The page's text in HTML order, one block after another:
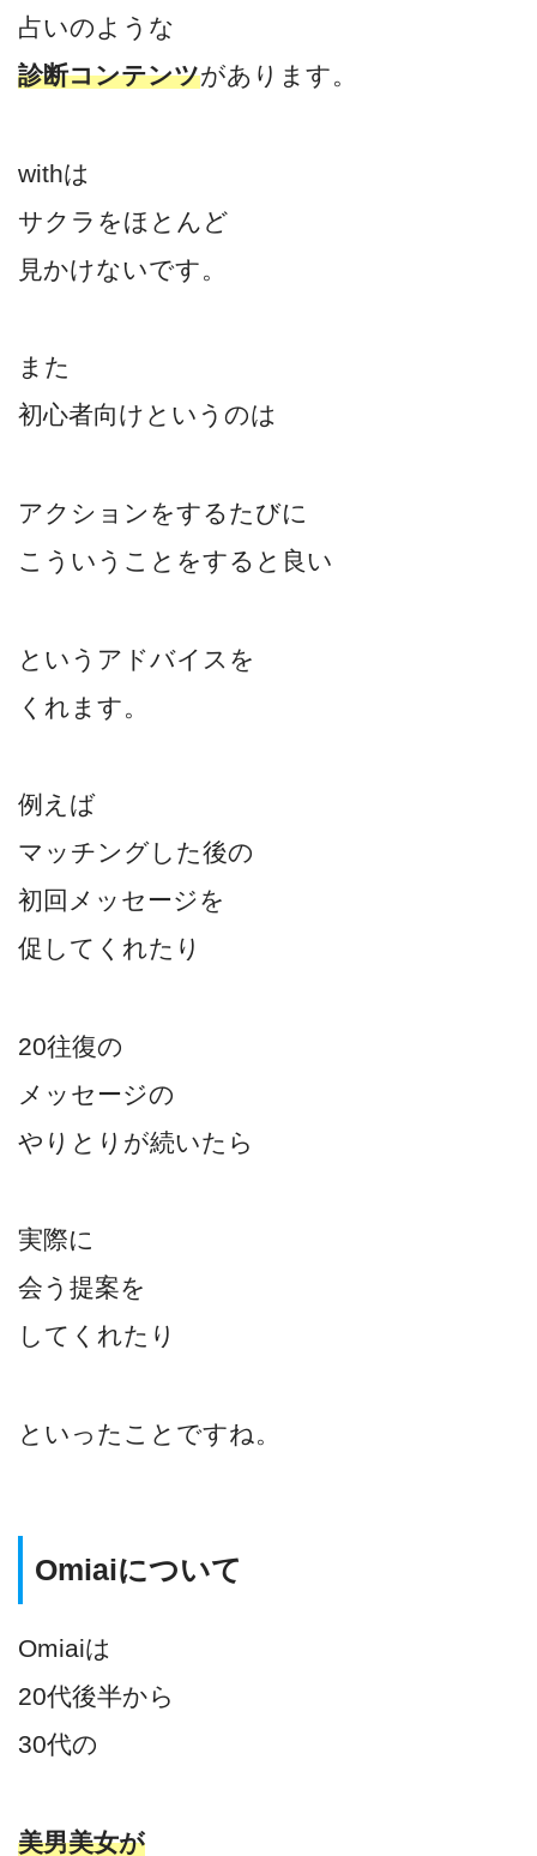
占いのような
診断コンテンツがあります。
withは
サクラをほとんど
見かけないです。
また
初心者向けというのは
アクションをするたびに
こういうことをすると良い
というアドバイスを
くれます。
例えば
マッチングした後の
初回メッセージを
促してくれたり
20往復の
メッセージの
やりとりが続いたら
実際に
会う提案を
してくれたり
といったことですね。
Omiaiについて
Omiaiは
20代後半から
30代の
美男美女が